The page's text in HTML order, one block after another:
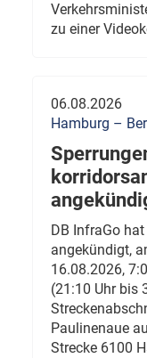
zu einer
06.08.2026
Hamburg –
DB InfraGo
angekündigt,
16.08.2026,
(21:10 Uhr bis
Paulinenaue
Strecke 6100